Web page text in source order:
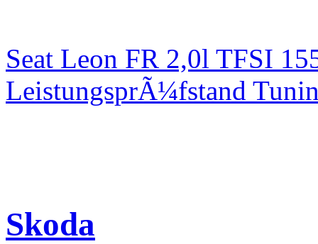
Seat Leon FR 2,0l TFSI
LeistungsprÃ¼fstand
Skoda